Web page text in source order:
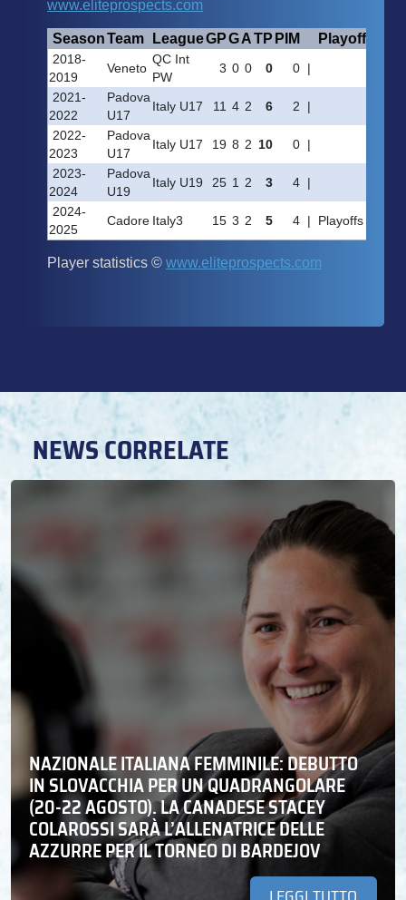
NEWS CORRELATE
NAZIONALE ITALIANA FEMMINILE: DEBUTTO
IN SLOVACCHIA PER UN QUADRANGOLARE
(20-22 AGOSTO). LA CANADESE STACEY
COLAROSSI SARÀ L’ALLENATRICE DELLE
AZZURRE PER IL TORNEO DI BARDEJOV